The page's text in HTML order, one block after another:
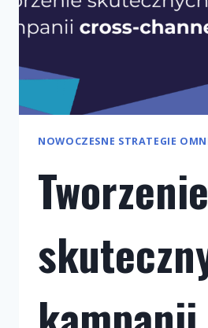
NOWOCZESNE STRATEGIE
Tworzenie